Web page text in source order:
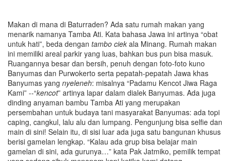
Makan di mana di Baturraden? Ada satu rumah makan yang
menarik namanya Tamba Ati. Kata bahasa Jawa ini artinya “obat
untuk hati”, beda dengan tambo ciek ala Minang. Rumah makan
ini memiliki areal parkir yang luas, bahkan bus pun bisa masuk.
Ruangannya besar dan bersih, penuh dengan foto-foto kuno
Banyumas dan Purwokerto serta pepatah-pepatah Jawa khas
Banyumas yang nyeleneh: misalnya “Padamu Kencot Jiwa Raga
Kami” --“kencot” artinya lapar dalam dialek Banyumas. Ada juga
dinding anyaman bambu Tamba Ati yang merupakan
persembahan untuk budaya tani masyarakat Banyumas: ada topi
caping, cangkul, lalu alu dan lumpang. Pengunjung bisa selfie dan
main di sini! Selain itu, di sisi luar ada juga satu bangunan khusus
berisi gamelan lengkap. “Kalau ada grup bisa belajar main
gamelan di sini, ada gurunya…” kata Pak Jatmiko, pemilik tempat